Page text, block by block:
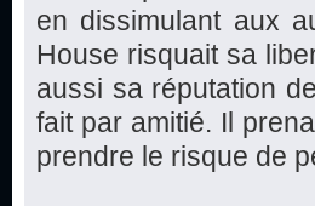
en dissimulant aux
House risquait sa
aussi sa réputation
fait par amitié. Il
prendre le risque de